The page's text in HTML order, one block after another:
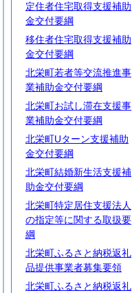
定住者住宅取得支援補助
金交付要綱
移住者住宅取得支援補助
金交付要綱
北栄町若者等交流推進事
業補助金交付要綱
北栄町お試し滞在支援事
業補助金交付要綱
北栄町Uターン支援補助
金交付要綱
北栄町結婚新生活支援補
助金交付要綱
北栄町特定居住支援法人
の指定等に関する取扱要
綱
北栄町ふるさと納税返礼
品提供事業者募集要領
北栄町ふるさと納税返礼